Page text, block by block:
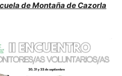
de Montaña de Cazorla